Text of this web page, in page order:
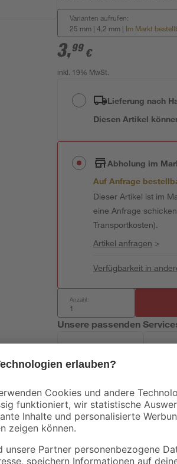
Varianten aufrufen:
25 mm | 4,2 mm | Im Markt
3,99 €
inkl. 19% MwSt.
Lieferung nach
Diesen Artikel
Abholung im
Auf Anfrage
Dieser Artikel ist im
eine Anfrage
Transportkosten).
Artikel anfragen >
Verfügbarkeit in
Anzahl:
Unsere passenden
Handwerksservice
Mengenrabatt